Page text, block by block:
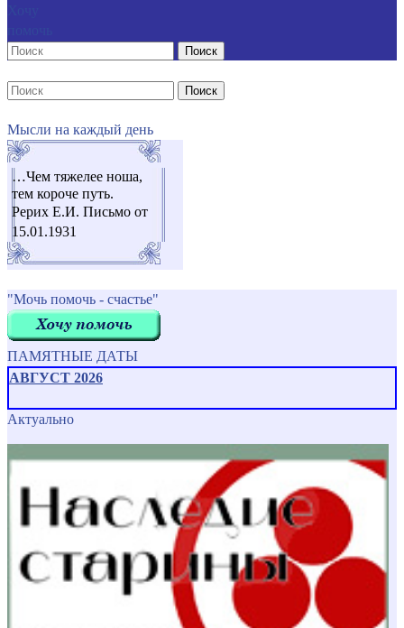
Поиск
Поиск
Мысли на каждый день
…Чем тяжелее ноша,
тем короче путь.
Рерих Е.И. Письмо от
15.01.1931
"Мочь помочь - счастье"
ПАМЯТНЫЕ ДАТЫ
АВГУСТ 2026
Актуально